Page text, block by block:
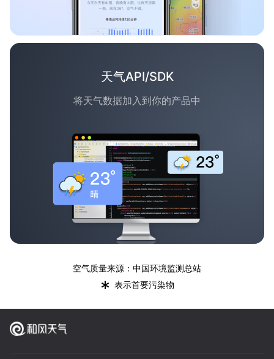
天气API/SDK
将天气数据加入到你的产品中
空气质量来源：中国环境监测总站
* 表示首要污染物